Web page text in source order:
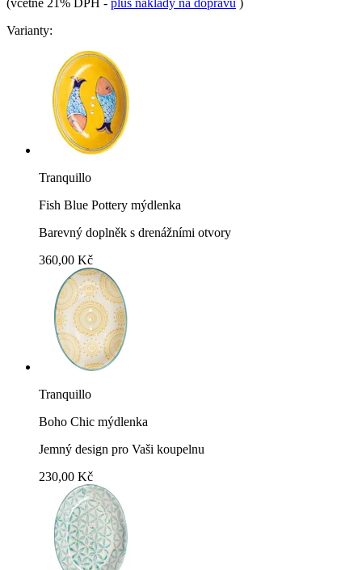
Varianty:
Tranquillo
Fish Blue Pottery mýdlenka
Barevný doplněk s drenážními otvory
360,00 Kč
Tranquillo
Boho Chic mýdlenka
Jemný design pro Vaši koupelnu
230,00 Kč